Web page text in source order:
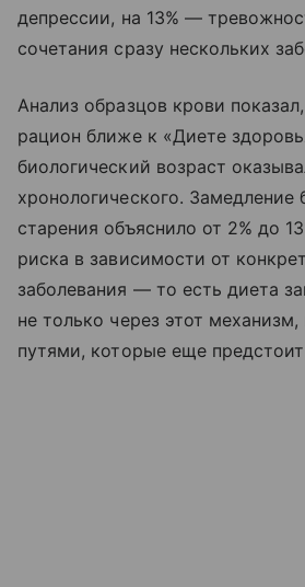
депрессии, на 13% —
сочетания сразу нескольких
Анализ образцов крови
рацион ближе к «Диете
биологический возраст
хронологического. Замедление
старения объяснило от 2% до
риска в зависимости от
заболевания — то есть диета
не только через этот
путями, которые еще предстоит